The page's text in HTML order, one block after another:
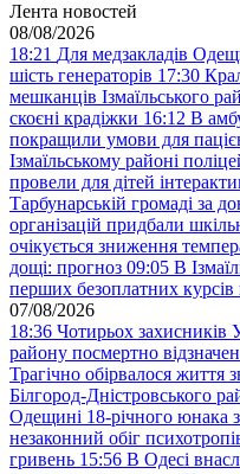
Лента новостей
08/08/2026
18:21 Для медзакладів
шість генераторів 17:30
мешканців Ізмаїльського
скоєні крадіжки 16:12 В
покращили умови для
Ізмаїльському районі
провели для дітей
Тарбунарській громаді за
організацій придбали
очікується зниження
дощі: прогноз 09:05 В
перших безоплатних курсів
07/08/2026
18:36 Чотирьох захисників
району посмертно
Трагічно обірвалося життя
Білгород-Дністровського
Одещині 18-річного юнака
незаконний обіг
гривень 15:56 В Одесі